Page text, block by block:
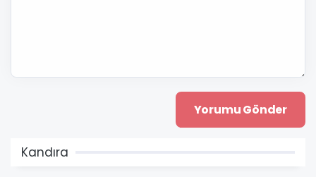
Kandıra